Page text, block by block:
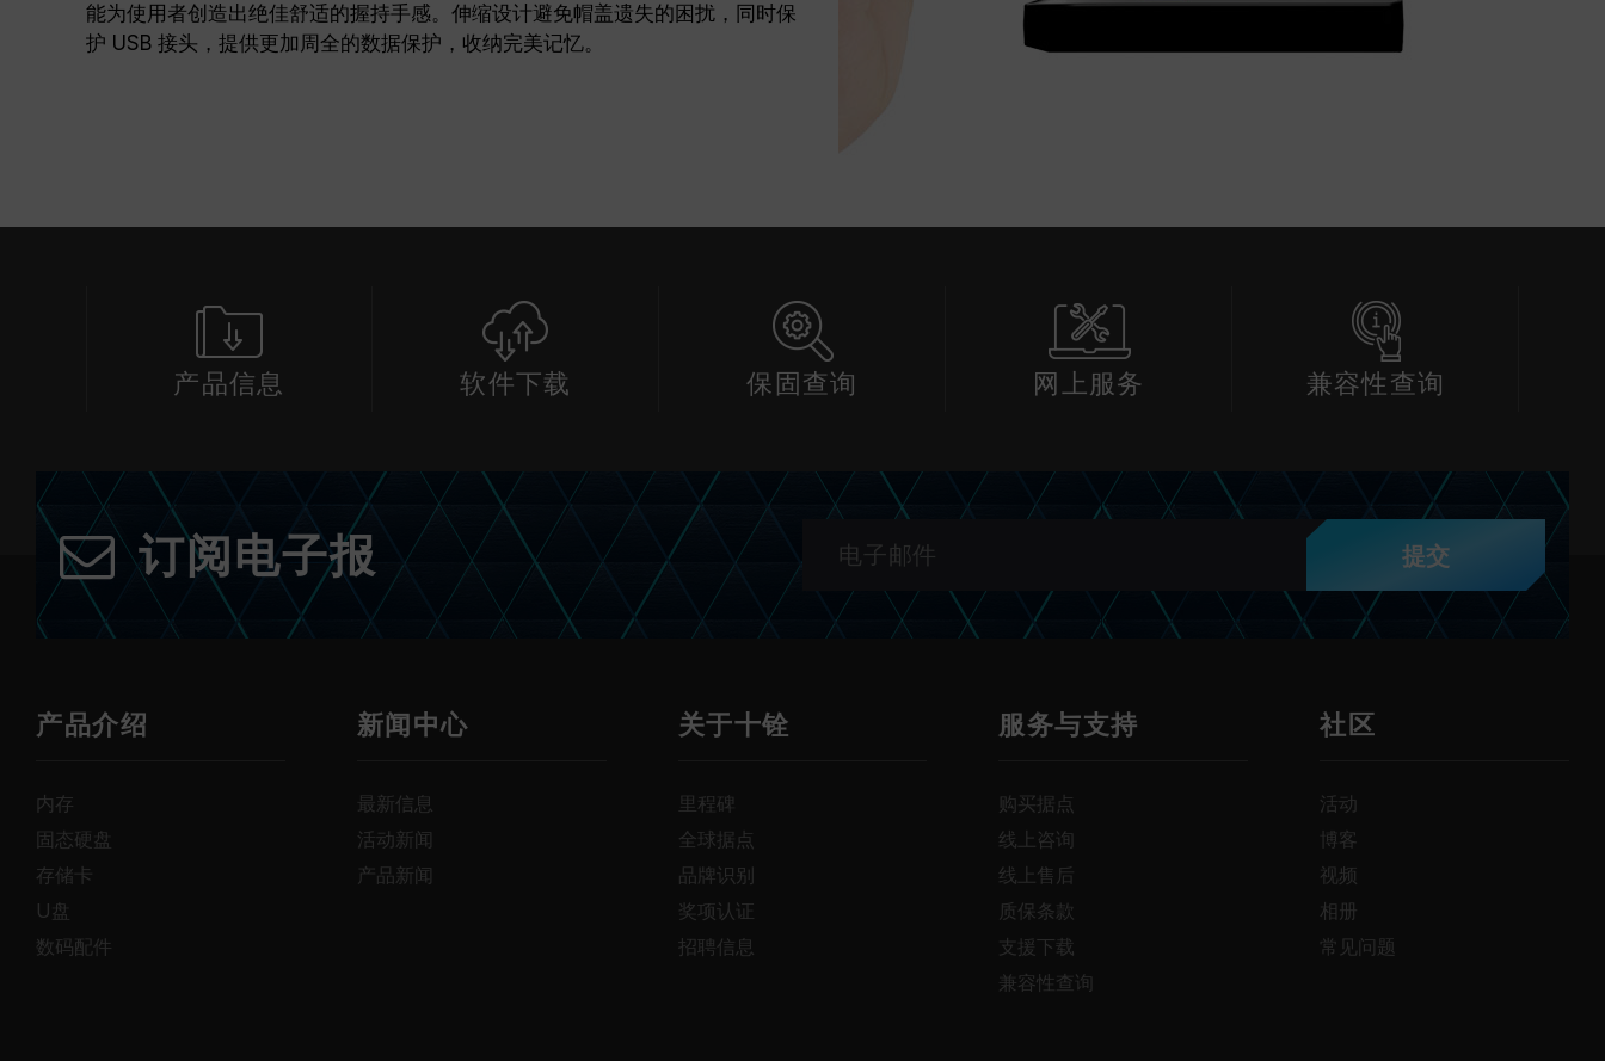
能为使用者创造出绝佳舒适的握持手感。伸缩设计避免帽盖遗失的困扰，同时保
护 USB 接头，提供更加周全的数据保护，收纳完美记忆。
产品信息 软件下载 保固查询 网上服务 兼容性查询
订阅电子报 提交
产品介绍
内存
固态硬盘
存储卡
U盘
数码配件
新闻中心
最新信息
活动新闻
产品新闻
关于十铨
里程碑
全球据点
品牌识别
奖项认证
招聘信息
服务与支持
购买据点
线上咨询
线上售后
质保条款
支援下载
兼容性查询
社区
活动
博客
视频
相册
常见问题